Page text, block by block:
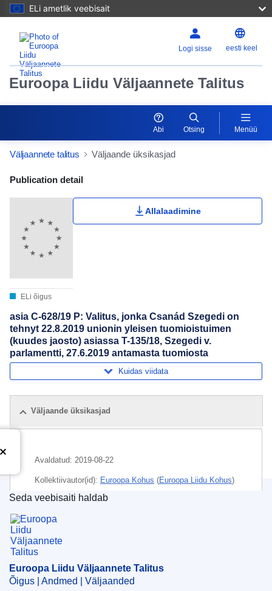
ELi ametlik veebisait
Logi sisse eesti keel
Euroopa Liidu Väljaannete Talitus
Abi Otsing Menüü
Väljaannete talitus Väljaande üksikasjad
Publication Detail Actions Portlet
Publication detail
ELi õigus
Allalaadimine
asia C-628/19 P: Valitus, jonka Csanád Szegedi on
tehnyt 22.8.2019 unionin yleisen tuomioistuimen
(kuudes jaosto) asiassa T-135/18, Szegedi v.
parlamentti, 27.6.2019 antamasta tuomiosta
Kuidas viidata
Väljaande üksikasjad
Avaldatud: 2019-08-22
Kollektiivautor(id): Euroopa Kohus (Euroopa Liidu Kohus)
kuluhüvitised
,
CELEX : 62019CN0628
OJ : JOC_2019_372_R_0020
Euroopa Liidu Väljaannete Talitus
Seda veebisaiti haldab
Euroopa Liidu Väljaannete Talitus
Õigus | Andmed | Väljaanded